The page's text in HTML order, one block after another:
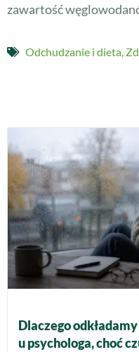
zawartość
Odchudzanie i dieta,
Dlaczego
u psychologa, choć